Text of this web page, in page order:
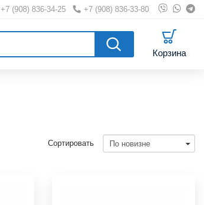
+7 (908) 836-34-25 +7 (908) 836-33-80
Корзина
Сортировать